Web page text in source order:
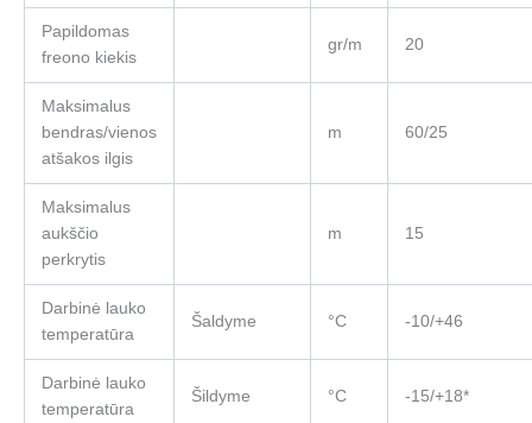
Papildomas
freono kiekis
gr/m 20
Maksimalus
bendras/vienos
atšakos ilgis
m 60/25
Maksimalus
aukščio
perkrytis
m 15
Darbinė lauko
temperatūra
Šaldyme °C -10/+46
Darbinė lauko
temperatūra
Šildyme °C -15/+18*